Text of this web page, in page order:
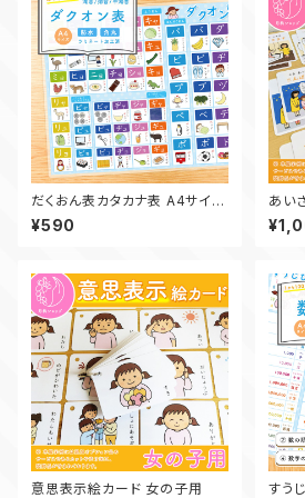
だくおん表カタカナ表 A4サイズ
- 知育ポスター
¥590
あい
意思表示絵カード 女の子用
すう